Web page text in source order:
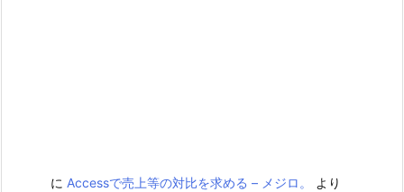
に Accessで売上等の対比を求める – メジロ。 より